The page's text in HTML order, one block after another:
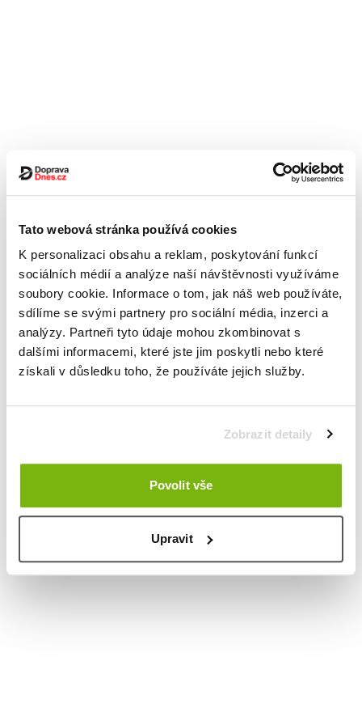
Tato webová stránka používá cookies
K personalizaci obsahu a reklam, poskytování funkcí
sociálních médií a analýze naší návštěvnosti využíváme
soubory cookie. Informace o tom, jak náš web používáte,
sdílíme se svými partnery pro sociální média, inzerci a
analýzy. Partneři tyto údaje mohou zkombinovat s
dalšími informacemi, které jste jim poskytli nebo které
získali v důsledku toho, že používáte jejich služby.
Zobrazit detaily
Povolit vše
Upravit